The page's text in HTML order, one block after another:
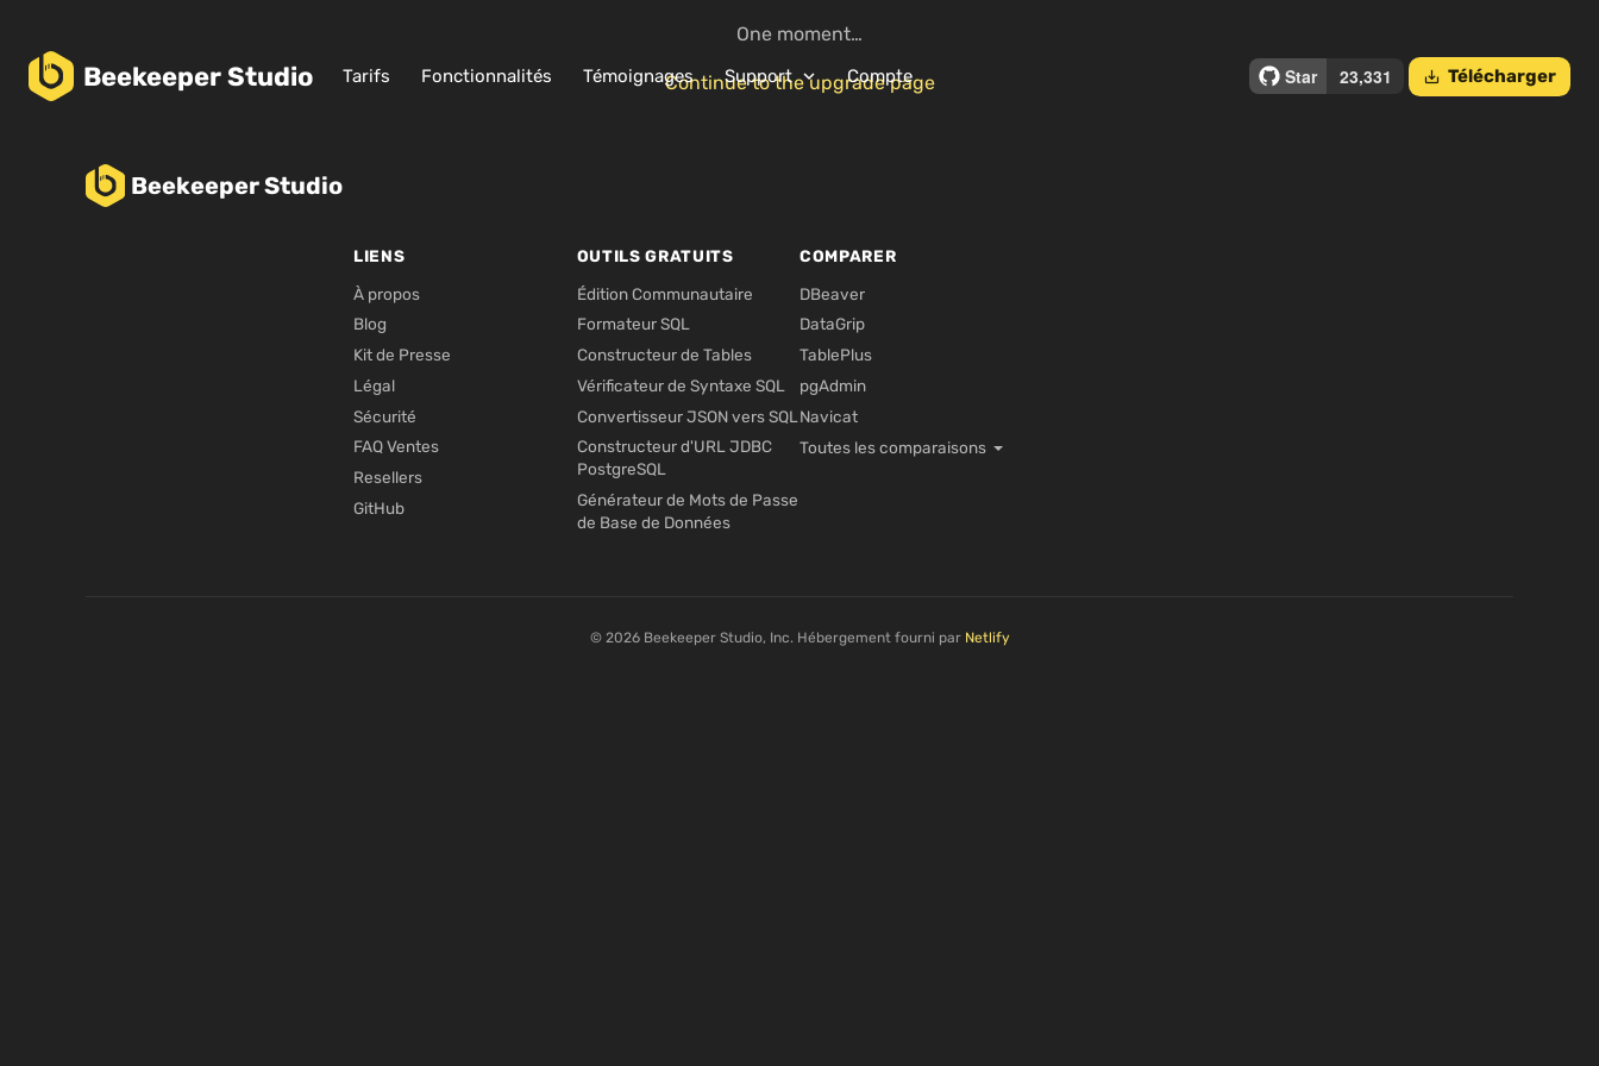
BeekeeperStudio Tarifs Fonctionnalités Témoignages Support expand_more Compte save_alt Télécharger
One moment…
Continue to the upgrade page
Beekeeper Studio
LIENS
À propos
Blog
Kit de Presse
Légal
Sécurité
FAQ Ventes
Resellers
GitHub
OUTILS GRATUITS
Édition Communautaire
Formateur SQL
Constructeur de Tables
Vérificateur de Syntaxe SQL
Convertisseur JSON vers SQL
Constructeur d'URL JDBC
PostgreSQL
Générateur de Mots de Passe
de Base de Données
COMPARER
DBeaver
DataGrip
TablePlus
pgAdmin
Navicat
Toutes les comparaisons
© 2026 Beekeeper Studio, Inc. Hébergement fourni par Netlify